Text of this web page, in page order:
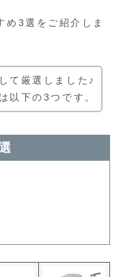
め3選をご紹介しま
て厳選しました♪
以下の3つです。